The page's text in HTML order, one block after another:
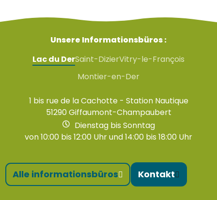
Unsere Informationsbüros :
Lac du DerSaint-DizierVitry-le-François
Montier-en-Der
1 bis rue de la Cachotte - Station Nautique
51290 Giffaumont-Champaubert
Dienstag bis Sonntag
von 10:00 bis 12:00 Uhr und 14:00 bis 18:00 Uhr
Alle informationsbüros Kontakt